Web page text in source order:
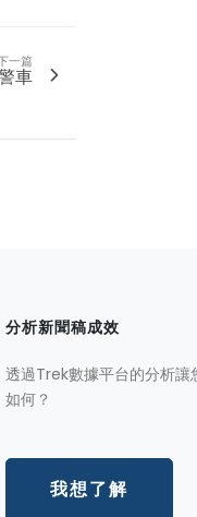
一篇
車
分析新聞稿成效
透過Trek數據平台的分析
如何？
我想了解